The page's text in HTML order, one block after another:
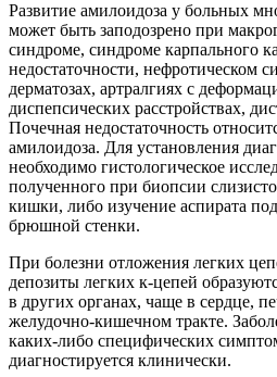
Развитие амилоидоза у больных
может быть заподозрено при
синдроме, синдроме карпального
недостаточности, нефротическом
дерматозах, артралгиях с
диспепсических расстройствах,
Почечная недостаточность
амилоидоза. Для установления
необходимо гистологическое
полученного при биопсии
кишки, либо изучение аспирата
брюшной стенки.
При болезни отложения легких
депозиты легких к-цепей
в других органах, чаще в сердце,
желудочно-кишечном тракте.
каких-либо специфических
диагностируется клинически.